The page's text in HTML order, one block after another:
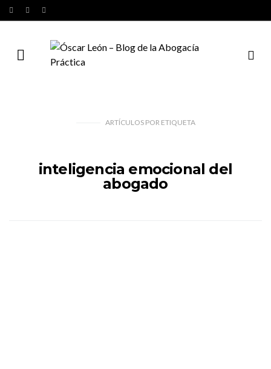
ARTÍCULOS PORETIQUETA
inteligencia emocional del
abogado